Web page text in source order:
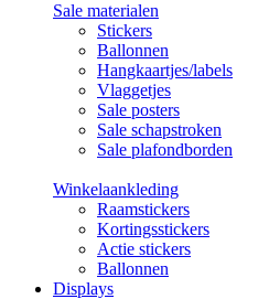
Sale materialen
Stickers
Ballonnen
Hangkaartjes/labels
Vlaggetjes
Sale posters
Sale schapstroken
Sale plafondborden
Winkelaankleding
Raamstickers
Kortingsstickers
Actie stickers
Ballonnen
Displays